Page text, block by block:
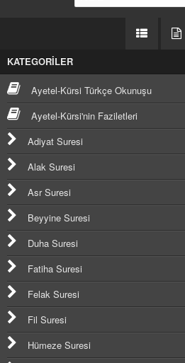
KATEGORİLER
Ayetel-Kürsi Türkçe Okunuşu
Ayetel-Kürsi'nin Faziletleri
Adiyat Suresi
Alak Suresi
Asr Suresi
Beyyine Suresi
Duha Suresi
Fatiha Suresi
Felak Suresi
Fil Suresi
Hümeze Suresi